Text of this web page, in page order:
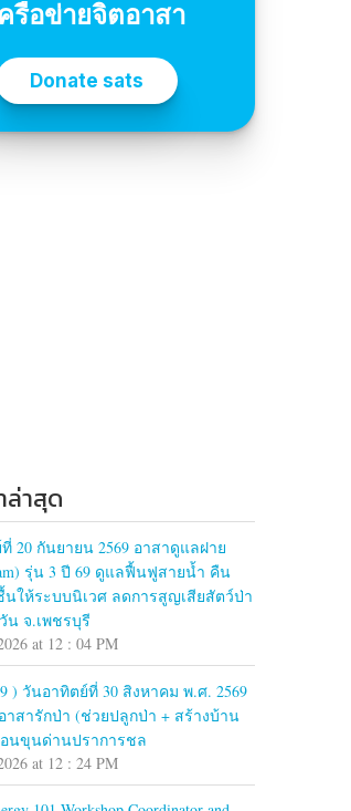
ล่าสุด
20 กันยายน 2569 อาสาดูแลฝาย
รุ่น 3 ปี 69 ดูแลฟื้นฟูสายน้ำ คืน
ให้ระบบนิเวศ ลดการสูญเสียสัตว์ป่า
น จ.เพชรบุรี
at 12 : 04 PM
) วันอาทิตย์ที่ 30 สิงหาคม พ.ศ. 2569
าสารักป่า (ช่วยปลูกป่า + สร้างบ้าน
นขุนด่านปราการชล
at 12 : 24 PM